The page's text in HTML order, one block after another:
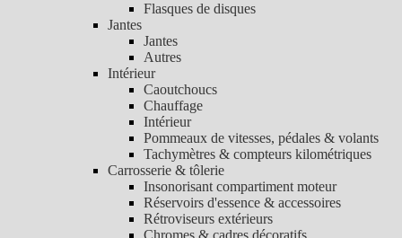
Flasques de disques
Jantes
Jantes
Autres
Intérieur
Caoutchoucs
Chauffage
Intérieur
Pommeaux de vitesses, pédales & volants
Tachymètres & compteurs kilométriques
Carrosserie & tôlerie
Insonorisant compartiment moteur
Réservoirs d'essence & accessoires
Rétroviseurs extérieurs
Chromes & cadres décoratifs